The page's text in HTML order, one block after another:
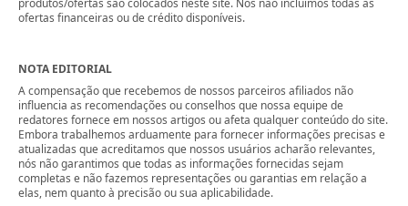
produtos/ofertas são colocados neste site. Nós não incluímos todas as
ofertas financeiras ou de crédito disponíveis.
NOTA EDITORIAL
A compensação que recebemos de nossos parceiros afiliados não
influencia as recomendações ou conselhos que nossa equipe de
redatores fornece em nossos artigos ou afeta qualquer conteúdo do site.
Embora trabalhemos arduamente para fornecer informações precisas e
atualizadas que acreditamos que nossos usuários acharão relevantes,
nós não garantimos que todas as informações fornecidas sejam
completas e não fazemos representações ou garantias em relação a
elas, nem quanto à precisão ou sua aplicabilidade.